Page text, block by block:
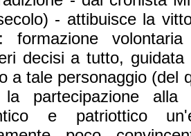
- attibuisce la
formazione
decisi a tutto, guidata
a tale personaggio (del
la partecipazione
e patriottico